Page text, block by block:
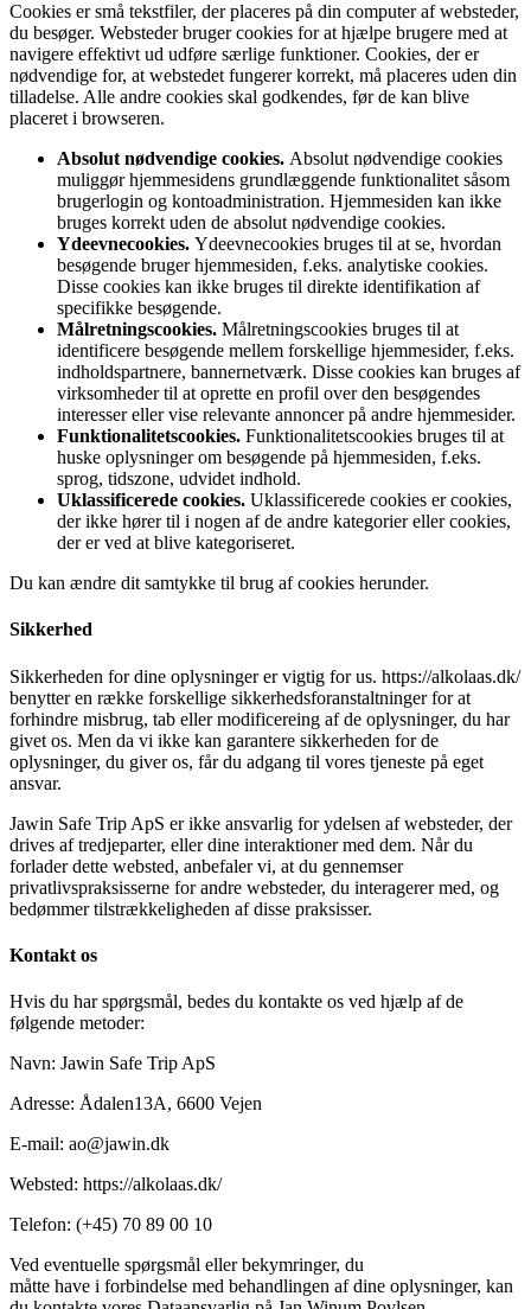
Cookies er små tekstfiler, der placeres på din computer af websteder,
du besøger. Websteder bruger cookies for at hjælpe brugere med at
navigere effektivt ud udføre særlige funktioner. Cookies, der er
nødvendige for, at webstedet fungerer korrekt, må placeres uden din
tilladelse. Alle andre cookies skal godkendes, før de kan blive
placeret i browseren.
Absolut nødvendige cookies. Absolut nødvendige cookies
muliggør hjemmesidens grundlæggende funktionalitet såsom
brugerlogin og kontoadministration. Hjemmesiden kan ikke
bruges korrekt uden de absolut nødvendige cookies.
Ydeevnecookies. Ydeevnecookies bruges til at se, hvordan
besøgende bruger hjemmesiden, f.eks. analytiske cookies.
Disse cookies kan ikke bruges til direkte identifikation af
specifikke besøgende.
Målretningscookies. Målretningscookies bruges til at
identificere besøgende mellem forskellige hjemmesider, f.eks.
indholdspartnere, bannernetværk. Disse cookies kan bruges af
virksomheder til at oprette en profil over den besøgendes
interesser eller vise relevante annoncer på andre hjemmesider.
Funktionalitetscookies. Funktionalitetscookies bruges til at
huske oplysninger om besøgende på hjemmesiden, f.eks.
sprog, tidszone, udvidet indhold.
Uklassificerede cookies. Uklassificerede cookies er cookies,
der ikke hører til i nogen af de andre kategorier eller cookies,
der er ved at blive kategoriseret.
Du kan ændre dit samtykke til brug af cookies herunder.
Sikkerhed
Sikkerheden for dine oplysninger er vigtig for us. https://alkolaas.dk/
benytter en række forskellige sikkerhedsforanstaltninger for at
forhindre misbrug, tab eller modificereing af de oplysninger, du har
givet os. Men da vi ikke kan garantere sikkerheden for de
oplysninger, du giver os, får du adgang til vores tjeneste på eget
ansvar.
Jawin Safe Trip ApS er ikke ansvarlig for ydelsen af websteder, der
drives af tredjeparter, eller dine interaktioner med dem. Når du
forlader dette websted, anbefaler vi, at du gennemser
privatlivspraksisserne for andre websteder, du interagerer med, og
bedømmer tilstrækkeligheden af disse praksisser.
Kontakt os
Hvis du har spørgsmål, bedes du kontakte os ved hjælp af de
følgende metoder:
Navn: Jawin Safe Trip ApS
Adresse: Ådalen13A, 6600 Vejen
E-mail: ao@jawin.dk
Websted: https://alkolaas.dk/
Telefon: (+45) 70 89 00 10
Ved eventuelle spørgsmål eller bekymringer, du
måtte have i forbindelse med behandlingen af dine oplysninger, kan